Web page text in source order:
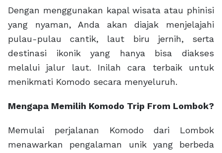
Dengan menggunakan kapal wisata atau phinisi
yang nyaman, Anda akan diajak menjelajahi
pulau-pulau cantik, laut biru jernih, serta
destinasi ikonik yang hanya bisa diakses
melalui jalur laut. Inilah cara terbaik untuk
menikmati Komodo secara menyeluruh.
Mengapa Memilih Komodo Trip From Lombok?
Memulai perjalanan Komodo dari Lombok
menawarkan pengalaman unik yang berbeda